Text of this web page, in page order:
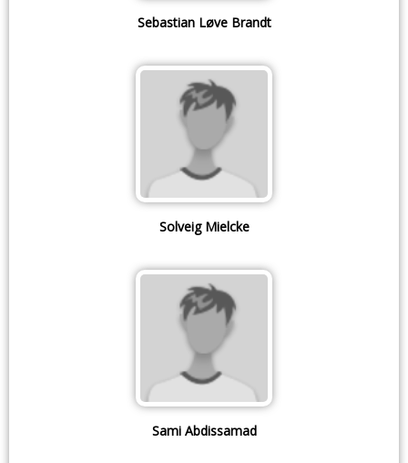
Sebastian Løve Brandt
Solveig Mielcke
Sami Abdissamad